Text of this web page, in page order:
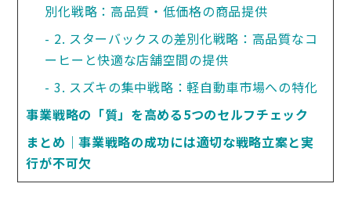
別化戦略：高品質・低価格の商品提供
2. スターバックスの差別化戦略：高品質なコ
ーヒーと快適な店舗空間の提供
3. スズキの集中戦略：軽自動車市場への特化
事業戦略の「質」を高める5つのセルフチェック
まとめ｜事業戦略の成功には適切な戦略立案と実
行が不可欠